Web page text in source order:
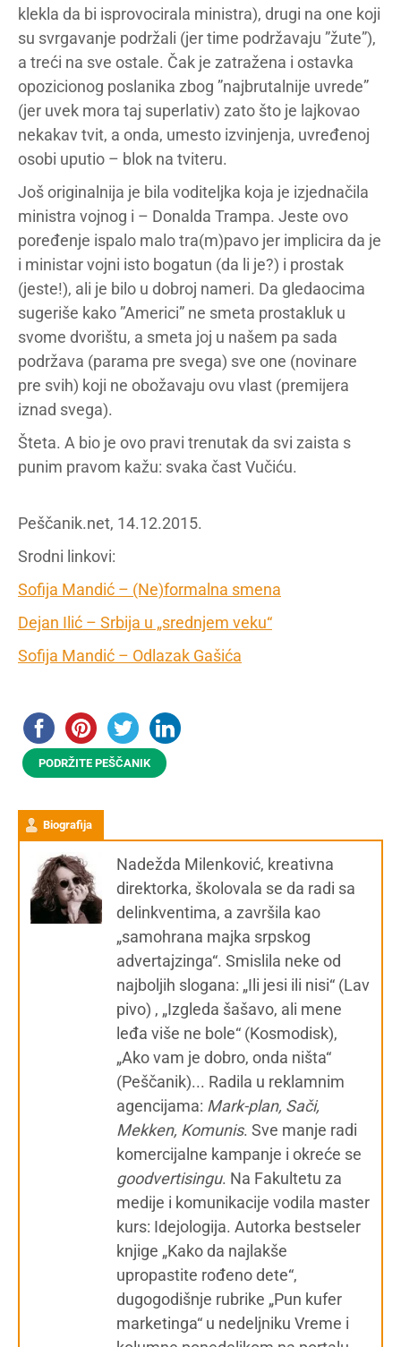
klekla da bi isprovocirala ministra), drugi na one koji
su svrgavanje podržali (jer time podržavaju ”žute”),
a treći na sve ostale. Čak je zatražena i ostavka
opozicionog poslanika zbog ”najbrutalnije uvrede”
(jer uvek mora taj superlativ) zato što je lajkovao
nekakav tvit, a onda, umesto izvinjenja, uvređenoj
osobi uputio – blok na tviteru.
Još originalnija je bila voditeljka koja je izjednačila
ministra vojnog i – Donalda Trampa. Jeste ovo
poređenje ispalo malo tra(m)pavo jer implicira da je
i ministar vojni isto bogatun (da li je?) i prostak
(jeste!), ali je bilo u dobroj nameri. Da gledaocima
sugeriše kako ”Americi” ne smeta prostakluk u
svome dvorištu, a smeta joj u našem pa sada
podržava (parama pre svega) sve one (novinare
pre svih) koji ne obožavaju ovu vlast (premijera
iznad svega).
Šteta. A bio je ovo pravi trenutak da svi zaista s
punim pravom kažu: svaka čast Vučiću.
Peščanik.net, 14.12.2015.
Srodni linkovi:
Sofija Mandić – (Ne)formalna smena
Dejan Ilić – Srbija u „srednjem veku“
Sofija Mandić – Odlazak Gašića
PODRŽITE PEŠČANIK
Biografija
Nadežda Milenković, kreativna
direktorka, školovala se da radi sa
delinkventima, a završila kao
„samohrana majka srpskog
advertajzinga“. Smislila neke od
najboljih slogana: „Ili jesi ili nisi“ (Lav
pivo) , „Izgleda šašavo, ali mene
leđa više ne bole“ (Kosmodisk),
„Ako vam je dobro, onda ništa“
(Peščanik)... Radila u reklamnim
agencijama: Mark-plan, Sači,
Mekken, Komunis. Sve manje radi
komercijalne kampanje i okreće se
goodvertisingu. Na Fakultetu za
medije i komunikacije vodila master
kurs: Idejologija. Autorka bestseler
knjige „Kako da najlakše
upropastite rođeno dete“,
dugogodišnje rubrike „Pun kufer
marketinga“ u nedeljniku Vreme i